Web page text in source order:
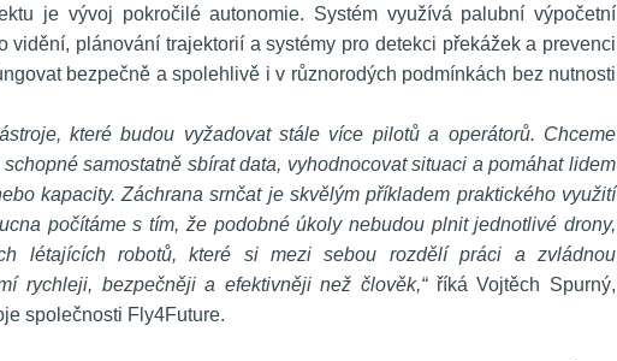
je vývoj pokročilé autonomie. Systém využívá palubní výpočetní
vidění, plánování trajektorií a systémy pro detekci překážek a prevenci
bezpečně a spolehlivě i v různorodých podmínkách bez nutnosti
které budou vyžadovat stále více pilotů a operátorů. Chceme
samostatně sbírat data, vyhodnocovat situaci a pomáhat lidem
kapacity. Záchrana srnčat je skvělým příkladem praktického využití
počítáme s tím, že podobné úkoly nebudou plnit jednotlivé drony,
létajících robotů, které si mezi sebou rozdělí práci a zvládnou
rychleji, bezpečněji a efektivněji než člověk,“ říká Vojtěch Spurný,
společnosti Fly4Future.